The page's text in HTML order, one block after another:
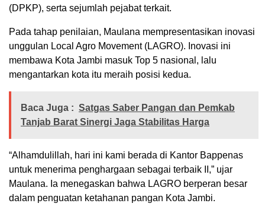
(DPKP), serta sejumlah pejabat terkait.
Pada tahap penilaian, Maulana mempresentasikan inovasi
unggulan Local Agro Movement (LAGRO). Inovasi ini
membawa Kota Jambi masuk Top 5 nasional, lalu
mengantarkan kota itu meraih posisi kedua.
Baca Juga : Satgas Saber Pangan dan Pemkab
Tanjab Barat Sinergi Jaga Stabilitas Harga
“Alhamdulillah, hari ini kami berada di Kantor Bappenas
untuk menerima penghargaan sebagai terbaik II,” ujar
Maulana. Ia menegaskan bahwa LAGRO berperan besar
dalam penguatan ketahanan pangan Kota Jambi.